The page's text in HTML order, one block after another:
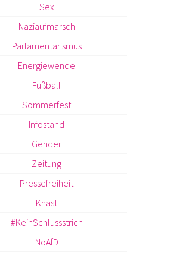
Sex
Naziaufmarsch
Parlamentarismus
Energiewende
Fußball
Sommerfest
Infostand
Gender
Zeitung
Pressefreiheit
Knast
#KeinSchlussstrich
NoAfD